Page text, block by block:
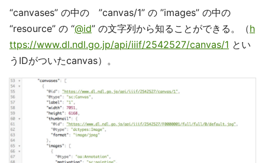
“canvases” の中の ”canvas/1” の ”images” の中の
“resource” の “@id” の文字列から知ることができる。（h
ttps://www.dl.ndl.go.jp/api/iiif/2542527/canvas/1 とい
うIDがついたcanvas）。